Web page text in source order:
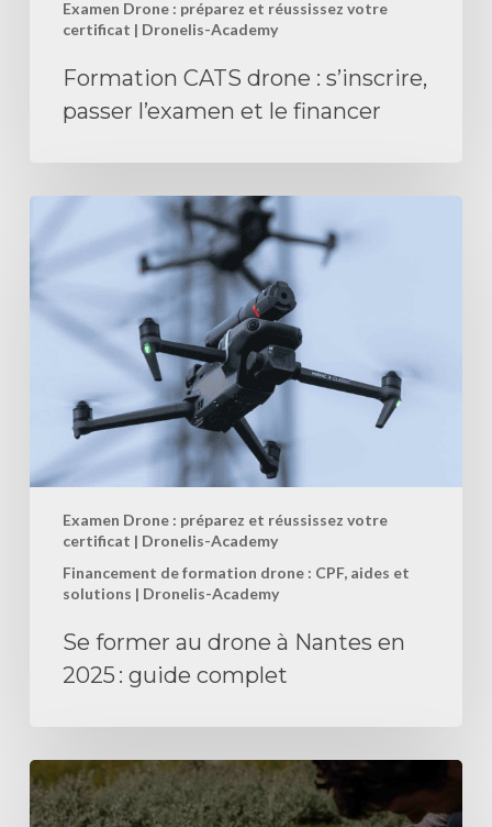
Examen Drone : préparez et réussissez votre
certificat | Dronelis-Academy
Formation CATS drone : s’inscrire,
passer l’examen et le financer
Examen Drone : préparez et réussissez votre
certificat | Dronelis-Academy
Financement de formation drone : CPF, aides et
solutions | Dronelis-Academy
former
drone
2025 :
guide
Se former au drone à Nantes en
2025 : guide complet
S’inscrire
à